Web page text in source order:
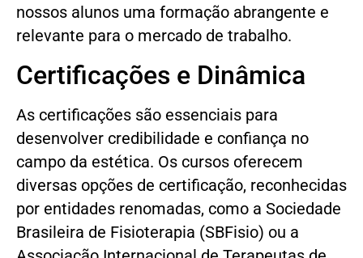
nossos alunos uma formação abrangente e
relevante para o mercado de trabalho.
Certificações e Dinâmica
As certificações são essenciais para
desenvolver credibilidade e confiança no
campo da estética. Os cursos oferecem
diversas opções de certificação, reconhecidas
por entidades renomadas, como a Sociedade
Brasileira de Fisioterapia (SBFisio) ou a